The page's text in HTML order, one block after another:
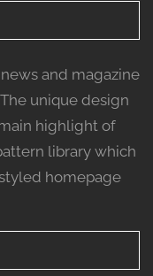
and magazine
unique design
highlight of
library which
homepage